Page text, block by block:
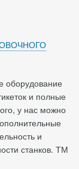
оборудование
и полные
у нас можно
и
станков. ТМ